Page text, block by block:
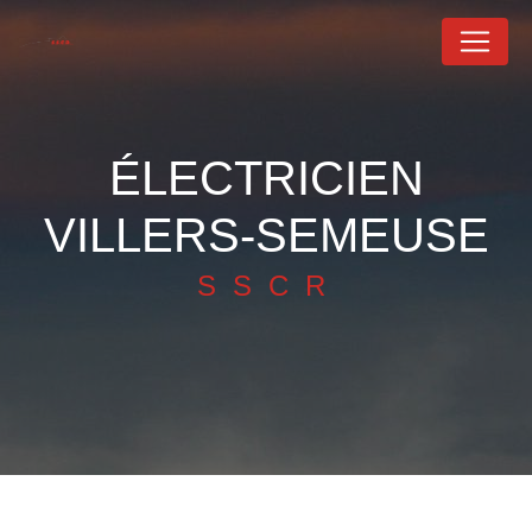
ÉLECTRICIEN
VILLERS-SEMEUSE
SSCR
Panneau de gestion des cookies